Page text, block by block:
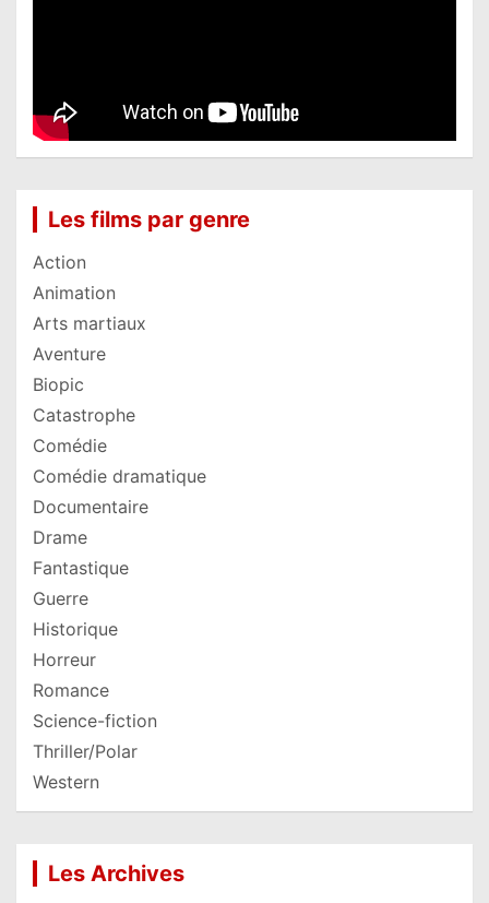
Les films par genre
Action
Animation
Arts martiaux
Aventure
Biopic
Catastrophe
Comédie
Comédie dramatique
Documentaire
Drame
Fantastique
Guerre
Historique
Horreur
Romance
Science-fiction
Thriller/Polar
Western
Les Archives